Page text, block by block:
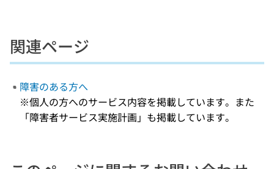
関連ページ
障害のある方へ
※個人の方へのサービス内容を掲載しています。また
「障害者サービス実施計画」も掲載しています。